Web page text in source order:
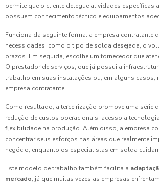
permite que o cliente delegue atividades específicas
possuem conhecimento técnico e equipamentos
Funciona da seguinte forma: a empresa contratante
necessidades, como o tipo de solda desejada, o
prazos. Em seguida, escolhe um fornecedor que
O prestador de serviços, que já possui a
trabalho em suas instalações ou, em alguns casos,
empresa contratante.
Como resultado, a terceirização promove uma série
redução de custos operacionais, acesso a
flexibilidade na produção. Além disso, a empresa
concentrar seus esforços nas áreas que realmente
negócio, enquanto os especialistas em solda
Este modelo de trabalho também facilita a
mercado, já que muitas vezes as empresas